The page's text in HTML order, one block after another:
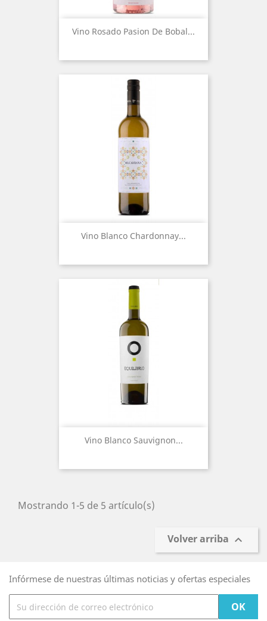
Vino Rosado Pasion De Bobal...
Vino Blanco Chardonnay...
Vino Blanco Sauvignon...
Mostrando 1-5 de 5 artículo(s)
Volver arriba 
Infórmese de nuestras últimas noticias y ofertas especiales